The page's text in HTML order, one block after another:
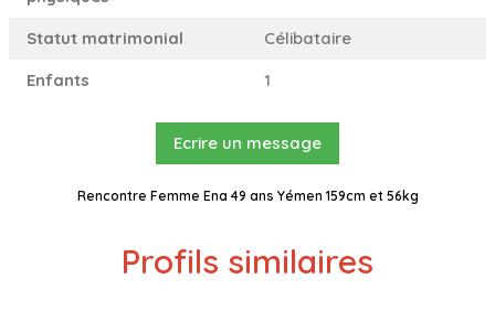
Statut matrimonial
Célibataire
Enfants
1
Ecrire un message
Rencontre Femme Ena 49 ans Yémen 159cm et 56kg
Profils similaires